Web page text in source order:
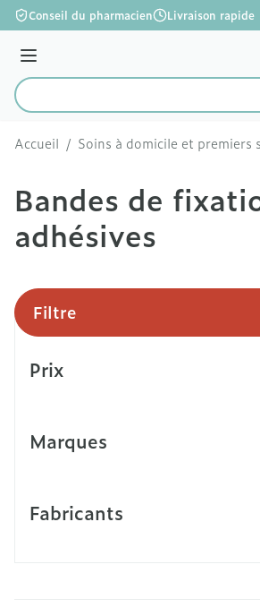
Aller au contenu
Conseil du pharmacien Livraison rapide
Menu
Rechercher
Accueil / Soins à domicile et premiers
Bandes de
adhésives
Filtre
Prix
Marques
Fabricants